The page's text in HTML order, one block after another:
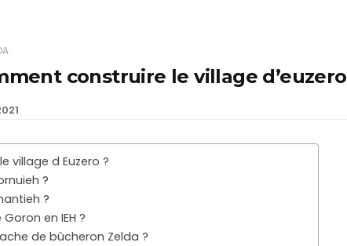
construire le village d’euzero
village d Euzero ?
?
?
en IEH ?
de bûcheron Zelda ?